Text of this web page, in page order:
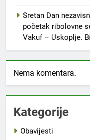
Sretan Dan
početak ribolovne
Vakuf – Uskoplje.
Nema komentara.
Kategorije
Obavijesti